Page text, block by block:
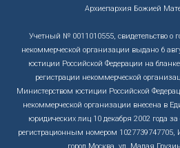
Архиепархия Божией
Учетный № 0011010555, свидетельство о
некоммерческой организации выдано 6
юстиции Российской Федерации на
регистрации некоммерческой
Министерством юстиции Российской
некоммерческой организации внесена в
юридических лиц 10 декабря 2002 года
регистрационным номером 1027739747705,
город Москва, ул. Малая